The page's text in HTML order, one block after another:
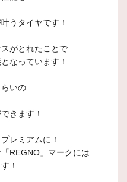
うタイヤです！
がとれたことで
なっています！
いの
きます！
レミアムに！
REGNO」マークには
！